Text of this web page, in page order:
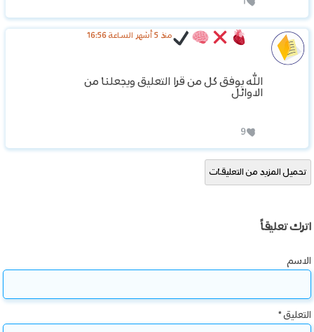
منذ 5 أشهر الساعة 16:56
الله يوفق كل من قرا التعليق ويجعلنا من
الاوائل
9
تحميل المزيد من التعليقات
اترك تعليقاً
الاسم
التعليق*